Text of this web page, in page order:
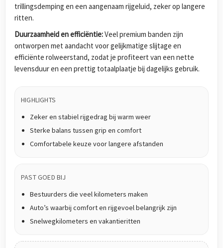
trillingsdemping en een aangenaam rijgeluid, zeker op langere
ritten.
Duurzaamheid en efficiëntie:Veel premium banden zijn
ontworpen met aandacht voor gelijkmatige slijtage en
efficiënte rolweerstand, zodat je profiteert van een nette
levensduur en een prettig totaalplaatje bij dagelijks gebruik.
HIGHLIGHTS
Zeker en stabiel rijgedrag bij warm weer
Sterke balans tussen grip en comfort
Comfortabele keuze voor langere afstanden
PAST GOED BIJ
Bestuurders die veel kilometers maken
Auto’s waarbij comfort en rijgevoel belangrijk zijn
Snelwegkilometers en vakantieritten